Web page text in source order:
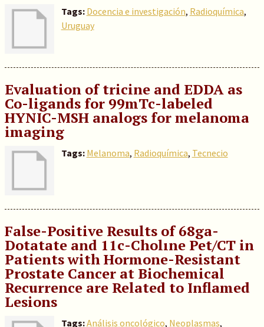
Tags: Docencia e investigación, Radioquímica,
Uruguay
Evaluation of tricine and EDDA as
Co-ligands for 99mTc-labeled
HYNIC-MSH analogs for melanoma
imaging
Tags: Melanoma, Radioquímica, Tecnecio
False-Positive Results of 68ga-
Dotatate and 11c-Cholıne Pet/CT in
Patients with Hormone-Resistant
Prostate Cancer at Biochemical
Recurrence are Related to Inflamed
Lesions
Tags:Análisis oncológico, Neoplasmas,